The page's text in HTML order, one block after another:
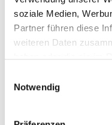
soziale Medien,
Partner führen diese
weiteren Daten
Notwendig
SERVICE &